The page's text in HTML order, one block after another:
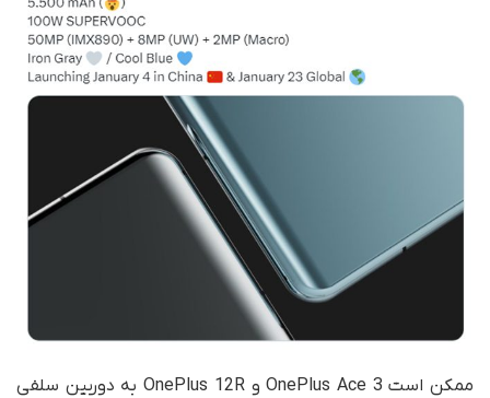
ممکن است OnePlus Ace 3 و OnePlus 12R به دوربین سلفی